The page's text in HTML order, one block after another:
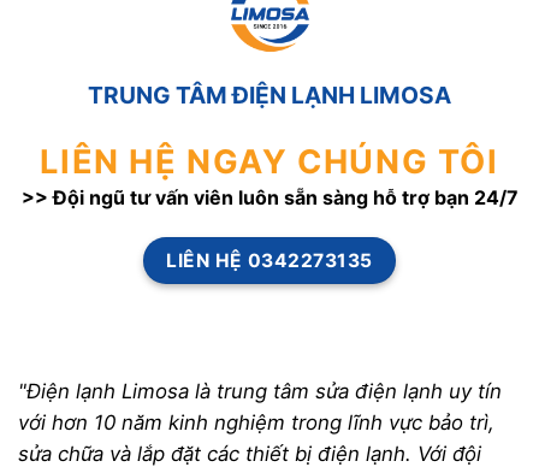
TRUNG TÂM ĐIỆN LẠNH LIMOSA
LIÊN HỆ NGAY CHÚNG TÔI
>> Đội ngũ tư vấn viên luôn sẵn sàng hỗ trợ bạn 24/7
LIÊN HỆ 0342273135
"Điện lạnh Limosa là trung tâm sửa điện lạnh uy tín
với hơn 10 năm kinh nghiệm trong lĩnh vực bảo trì,
sửa chữa và lắp đặt các thiết bị điện lạnh. Với đội